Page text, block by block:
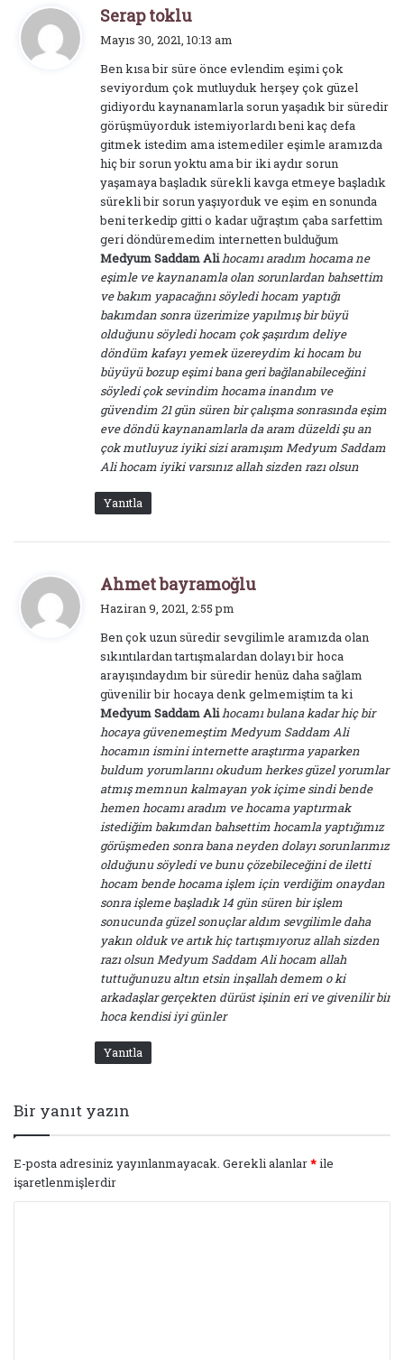
Serap toklu
i
k
i
:
Mayıs 30, 2021, 10:13 am
Ben kısa bir süre önce evlendim eşimi çok
seviyordum çok mutluyduk herşey çok güzel
gidiyordu kaynanamlarla sorun yaşadık bir süredir
görüşmüyorduk istemiyorlardı beni kaç defa
gitmek istedim ama istemediler eşimle aramızda
hiç bir sorun yoktu ama bir iki aydır sorun
yaşamaya başladık sürekli kavga etmeye başladık
sürekli bir sorun yaşıyorduk ve eşim en sonunda
beni terkedip gitti o kadar uğraştım çaba sarfettim
geri döndüremedim internetten bulduğum
Medyum Saddam Alihocamı aradım hocama ne
eşimle ve kaynanamla olan sorunlardan bahsettim
ve bakım yapacağını söyledi hocam yaptığı
bakımdan sonra üzerimize yapılmış bir büyü
olduğunu söyledi hocam çok şaşırdım deliye
döndüm kafayı yemek üzereydim ki hocam bu
büyüyü bozup eşimi bana geri bağlanabileceğini
söyledi çok sevindim hocama inandım ve
güvendim 21 gün süren bir çalışma sonrasında eşim
eve döndü kaynanamlarla da aram düzeldi şu an
çok mutluyuz iyiki sizi aramışım Medyum Saddam
Ali hocam iyiki varsınız allah sizden razı olsun
Yanıtla
Ahmet bayramoğlu
i
k
i
:
Haziran 9, 2021, 2:55 pm
Ben çok uzun süredir sevgilimle aramızda olan
sıkıntılardan tartışmalardan dolayı bir hoca
arayışındaydım bir süredir henüz daha sağlam
güvenilir bir hocaya denk gelmemiştim ta ki
Medyum Saddam Alihocamı bulana kadar hiç bir
hocaya güvenemeştim Medyum Saddam Ali
hocamın ismini internette araştırma yaparken
buldum yorumlarını okudum herkes güzel yorumlar
atmış memnun kalmayan yok içime sindi bende
hemen hocamı aradım ve hocama yaptırmak
istediğim bakımdan bahsettim hocamla yaptığımız
görüşmeden sonra bana neyden dolayı sorunlarımız
olduğunu söyledi ve bunu çözebileceğini de iletti
hocam bende hocama işlem için verdiğim onaydan
sonra işleme başladık 14 gün süren bir işlem
sonucunda güzel sonuçlar aldım sevgilimle daha
yakın olduk ve artık hiç tartışmıyoruz allah sizden
razı olsun Medyum Saddam Ali hocam allah
tuttuğunuzu altın etsin inşallah demem o ki
arkadaşlar gerçekten dürüst işinin eri ve givenilir bir
hoca kendisi iyi günler
Yanıtla
Bir yanıt yazın
E-posta adresiniz yayınlanmayacak. Gerekli alanlar*ile
işaretlenmişlerdir